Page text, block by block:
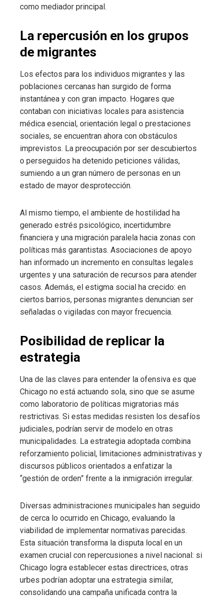
como mediador principal.
La repercusión en los grupos
de migrantes
Los efectos para los individuos migrantes y las
poblaciones cercanas han surgido de forma
instantánea y con gran impacto. Hogares que
contaban con iniciativas locales para asistencia
médica esencial, orientación legal o prestaciones
sociales, se encuentran ahora con obstáculos
imprevistos. La preocupación por ser descubiertos
o perseguidos ha detenido peticiones válidas,
sumiendo a un gran número de personas en un
estado de mayor desprotección.
Al mismo tiempo, el ambiente de hostilidad ha
generado estrés psicológico, incertidumbre
financiera y una migración paralela hacia zonas con
políticas más garantistas. Asociaciones de apoyo
han informado un incremento en consultas legales
urgentes y una saturación de recursos para atender
casos. Además, el estigma social ha crecido: en
ciertos barrios, personas migrantes denuncian ser
señaladas o vigiladas con mayor frecuencia.
Posibilidad de replicar la
estrategia
Una de las claves para entender la ofensiva es que
Chicago no está actuando sola, sino que se asume
como laboratorio de políticas migratorias más
restrictivas. Si estas medidas resisten los desafíos
judiciales, podrían servir de modelo en otras
municipalidades. La estrategia adoptada combina
reforzamiento policial, limitaciones administrativas y
discursos públicos orientados a enfatizar la
“gestión de orden” frente a la inmigración irregular.
Diversas administraciones municipales han seguido
de cerca lo ocurrido en Chicago, evaluando la
viabilidad de implementar normativas parecidas.
Esta situación transforma la disputa local en un
examen crucial con repercusiones a nivel nacional: si
Chicago logra establecer estas directrices, otras
urbes podrían adoptar una estrategia similar,
consolidando una campaña unificada contra la